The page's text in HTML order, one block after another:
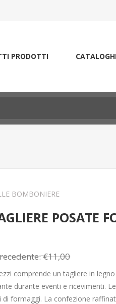
PRODOTTI
BOMBONIERE
POSATE
€11,00
comprende un tagliere in
durante eventi e ricevimenti.
di formaggi. La confezione